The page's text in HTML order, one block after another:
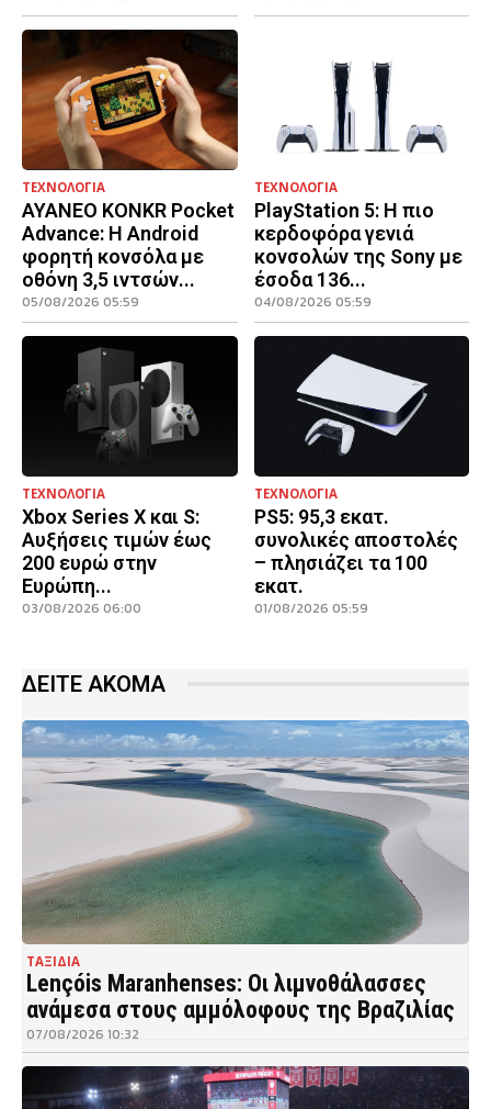
ΤΕΧΝΟΛΟΓΙΑ
AYANEO KONKR Pocket
Advance: Η Android
φορητή κονσόλα με
οθόνη 3,5 ιντσών...
05/08/2026 05:59
ΤΕΧΝΟΛΟΓΙΑ
PlayStation 5: Η πιο
κερδοφόρα γενιά
κονσολών της Sony με
έσοδα 136...
04/08/2026 05:59
ΤΕΧΝΟΛΟΓΙΑ
Xbox Series X και S:
Αυξήσεις τιμών έως
200 ευρώ στην
Ευρώπη...
03/08/2026 06:00
ΤΕΧΝΟΛΟΓΙΑ
PS5: 95,3 εκατ.
συνολικές αποστολές
– πλησιάζει τα 100
εκατ.
01/08/2026 05:59
ΔΕΙΤΕ ΑΚΟΜΑ
ΤΑΞΙΔΙΑ
Lençóis Maranhenses: Οι λιμνοθάλασσες
ανάμεσα στους αμμόλοφους της Βραζιλίας
07/08/2026 10:32